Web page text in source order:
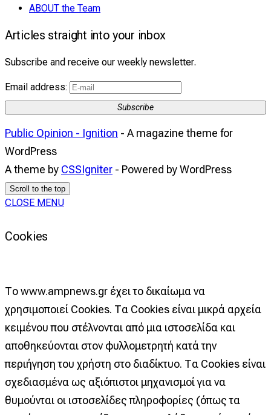
ABOUT the Team
Articles straight into your inbox
Subscribe and receive our weekly newsletter.
Email address:
Subscribe
Public Opinion - Ignition - A magazine theme for
WordPress
A theme by CSSIgniter - Powered by WordPress
Scroll to the top
CLOSE MENU
Cookies
Το www.ampnews.gr έχει το δικαίωμα να
χρησιμοποιεί Cookies. Τα Cookies είναι μικρά αρχεία
κειμένου που στέλνονται από μια ιστοσελίδα και
αποθηκεύονται στον φυλλομετρητή κατά την
περιήγηση του χρήστη στο διαδίκτυο. Τα Cookies είναι
σχεδιασμένα ως αξιόπιστοι μηχανισμοί για να
θυμούνται οι ιστοσελίδες πληροφορίες (όπως τα